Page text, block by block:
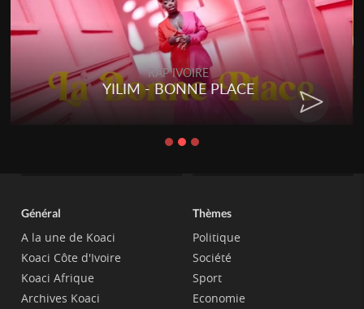
RAP IVOIRE
YILIM - BONNE PLACE
Général
A la une de Koaci
Koaci Côte d'Ivoire
Koaci Afrique
Archives Koaci
Thèmes
Politique
Société
Sport
Economie